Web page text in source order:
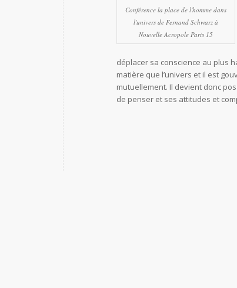
Conférence la place de l'homme dans
l'univers de Fernand Schwarz à
Nouvelle Acropole Paris 15
déplacer sa conscience au plus
matière que l’univers et il est
mutuellement. Il devient donc
de penser et ses attitudes et